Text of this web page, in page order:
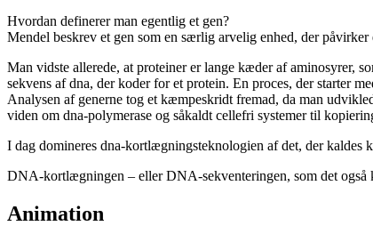
Hvordan definerer man egentlig et gen?
Mendel beskrev et gen som en særlig arvelig enhed, der
Man vidste allerede, at proteiner er lange kæder af aminosyrer,
sekvens af dna, der koder for et protein. En proces, der starter
Analysen af generne tog et kæmpeskridt fremad, da man
viden om dna-polymerase og såkaldt cellefri systemer til
I dag domineres dna-kortlægningsteknologien af det, der
DNA-kortlægningen – eller DNA-sekventeringen, som det også
Animation